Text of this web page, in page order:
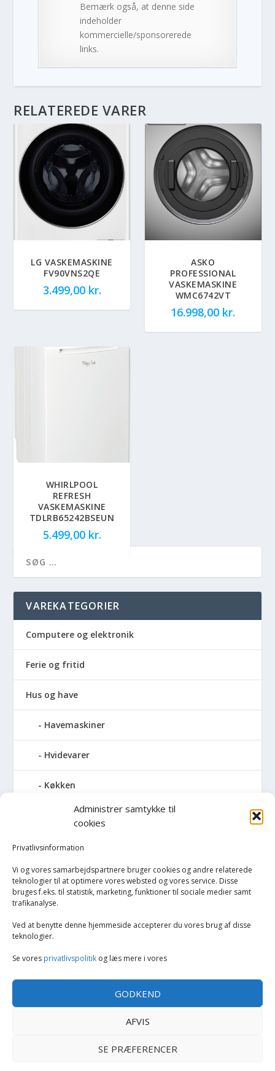
Administrer samtykke til
cookies
Privatlivsinformation
Vi og vores samarbejdspartnere bruger cookies og andre relaterede
teknologier til at optimere vores websted og vores service. Disse
bruges f.eks. til statistik, marketing, funktioner til sociale medier samt
trafikanalyse.
Ved at benytte denne hjemmeside accepterer du vores brug af disse
teknologier.
Se vores privatlivspolitik og læs mere i vores
GODKEND
AFVIS
SE PRÆFERENCER
Bemærk også, at denne side
indeholder
kommercielle/sponsorerede
links.
RELATEREDE VARER
LG VASKEMASKINE
FV90VNS2QE
3.499,00 kr.
ASKO
PROFESSIONAL
VASKEMASKINE
WMC6742VT
16.998,00 kr.
WHIRLPOOL
REFRESH
VASKEMASKINE
TDLRB65242BSEUN
5.499,00 kr.
VAREKATEGORIER
Computere og elektronik
Ferie og fritid
Hus og have
Havemaskiner
Hvidevarer
Køkken
Elkedler
Kaffemaskiner
Køkkenmaskiner og tilbehør
Køkkenvægte
Opvarmning